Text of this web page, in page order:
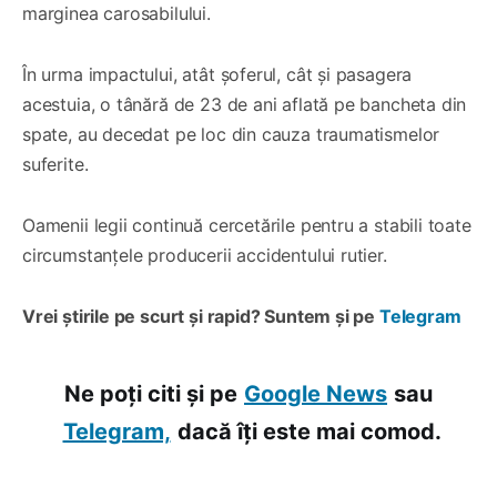
marginea carosabilului.
În urma impactului, atât șoferul, cât și pasagera
acestuia, o tânără de 23 de ani aflată pe bancheta din
spate, au decedat pe loc din cauza traumatismelor
suferite.
Oamenii legii continuă cercetările pentru a stabili toate
circumstanțele producerii accidentului rutier.
Vrei știrile pe scurt și rapid? Suntem și pe Telegram
Ne poți citi și pe Google News sau
Telegram, dacă îți este mai comod.